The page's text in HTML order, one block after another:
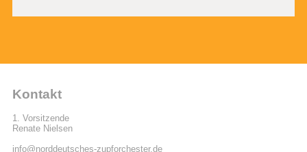
Kontakt
1. Vorsitzende
Renate Nielsen
info@norddeutsches-zupforchester.de